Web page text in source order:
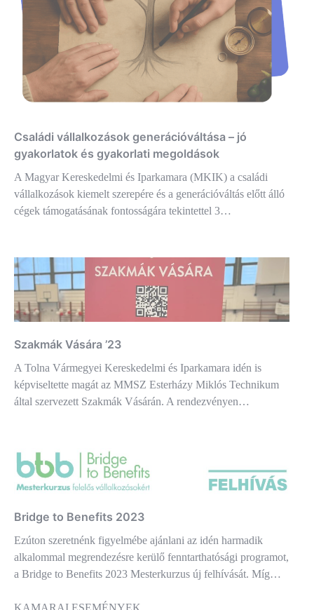
Családi vállalkozások generációváltása – jó
gyakorlatok és gyakorlati megoldások
A Magyar Kereskedelmi és Iparkamara (MKIK) a családi
vállalkozások kiemelt szerepére és a generációváltás előtt álló
cégek támogatásának fontosságára tekintettel 3…
Szakmák Vására ’23
A Tolna Vármegyei Kereskedelmi és Iparkamara idén is
képviseltette magát az MMSZ Esterházy Miklós Technikum
által szervezett Szakmák Vásárán. A rendezvényen…
Bridge to Benefits 2023
Ezúton szeretnénk figyelmébe ajánlani az idén harmadik
alkalommal megrendezésre kerülő fenntarthatósági programot,
a Bridge to Benefits 2023 Mesterkurzus új felhívását. Míg…